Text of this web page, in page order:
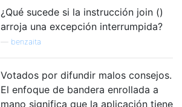
¿Qué sucede si la instrucción join ()
arroja una excepción interrumpida?
benzaita
Votados por difundir malos consejos.
El enfoque de bandera enrollada a
mano significa que la aplicación tiene